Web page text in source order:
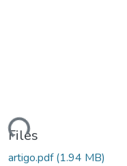
Files
artigo.pdf(1.94 MB)